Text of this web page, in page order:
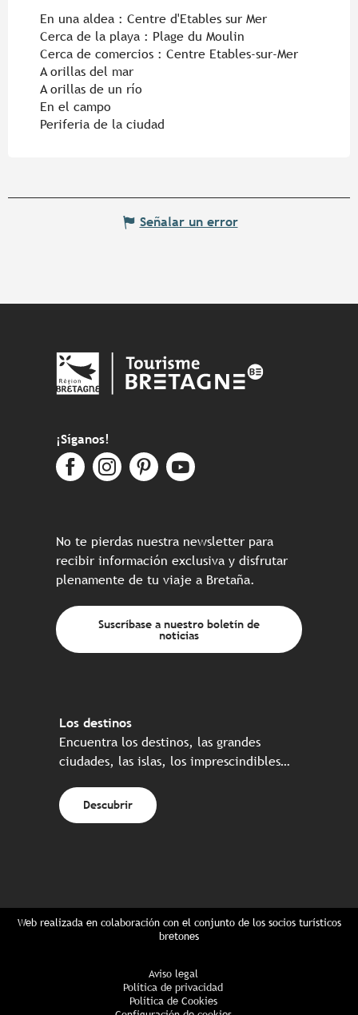
En una aldea : Centre d'Etables sur Mer
Cerca de la playa : Plage du Moulin
Cerca de comercios : Centre Etables-sur-Mer
A orillas del mar
A orillas de un río
En el campo
Periferia de la ciudad
Señalar un error
¡Síganos!
No te pierdas nuestra newsletter para
recibir información exclusiva y disfrutar
plenamente de tu viaje a Bretaña.
Suscríbase a nuestro boletín de
noticias
Los destinos
Encuentra los destinos, las grandes
ciudades, las islas, los imprescindibles…
Descubrir
Web realizada en colaboración con el conjunto de los socios turísticos
bretones
Aviso legal
Política de privacidad
Política de Cookies